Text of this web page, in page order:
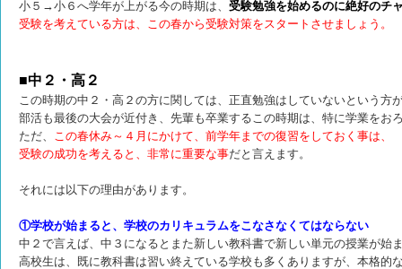
小５→小６へ学年が上がる今の時期は、 受験勉強を始めるのに絶好のチ
受験を考えている方は、この春から受験対策をスタートさせましょう。
■中２・高２
この時期の中２・高２の方に関しては、正直勉強はしていないという方
部活も最後の大会が近付き、先輩も卒業するこの時期は、特に学業をお
ただ、 この春休み～４月にかけて、前学年までの復習をしておく事は、
受験の成功を考えると、非常に重要な事だと言えます。
それには以下の理由があります。
①学校が始まると、学校のカリキュラムをこなさなくてはならない
中２で言えば、中３になるとまた新しい教科書で新しい単元の授業が始
高校生は、既に教科書は習い終えている学校も多くありますが、本格的